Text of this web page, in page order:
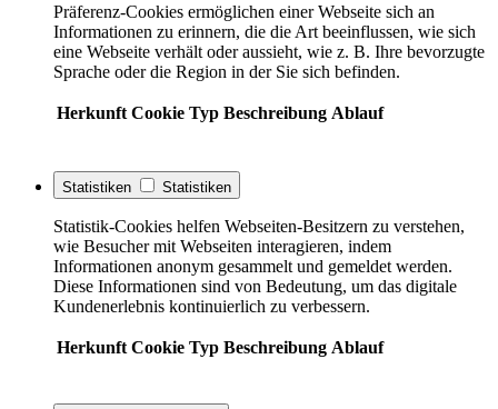
Präferenz-Cookies ermöglichen einer Webseite sich an
Informationen zu erinnern, die die Art beeinflussen, wie sich
eine Webseite verhält oder aussieht, wie z. B. Ihre bevorzugte
Sprache oder die Region in der Sie sich befinden.
Herkunft Cookie Typ Beschreibung Ablauf
Statistiken Statistiken
Statistik-Cookies helfen Webseiten-Besitzern zu verstehen,
wie Besucher mit Webseiten interagieren, indem
Informationen anonym gesammelt und gemeldet werden.
Diese Informationen sind von Bedeutung, um das digitale
Kundenerlebnis kontinuierlich zu verbessern.
Herkunft Cookie Typ Beschreibung Ablauf